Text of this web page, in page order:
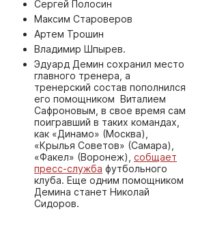
Сергей Полосин
Максим Староверов
Артем Трошин
Владимир Шпырев.
Эдуард Демин сохранил место
главного тренера, а
тренерский состав пополнился
его помощником Виталием
Сафроновым, в свое время сам
поигравший в таких командах,
как «Динамо» (Москва),
«Крылья Советов» (Самара),
«Факел» (Воронеж), собщает
пресс-служба футбольного
клуба. Еще одним помощником
Демина станет Николай
Сидоров.